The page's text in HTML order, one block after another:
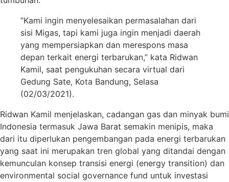
“Kami ingin menyelesaikan permasalahan dari
sisi Migas, tapi kami juga ingin menjadi daerah
yang mempersiapkan dan merespons masa
depan terkait energi terbarukan,” kata Ridwan
Kamil, saat pengukuhan secara virtual dari
Gedung Sate, Kota Bandung, Selasa
(02/03/2021).
Ridwan Kamil menjelaskan, cadangan gas dan minyak bumi
Indonesia termasuk Jawa Barat semakin menipis, maka
dari itu diperlukan pengembangan pada energi terbarukan
yang saat ini merupakan tren global yang ditandai dengan
kemunculan konsep transisi energi (energy transition) dan
environmental social governance fund untuk investasi